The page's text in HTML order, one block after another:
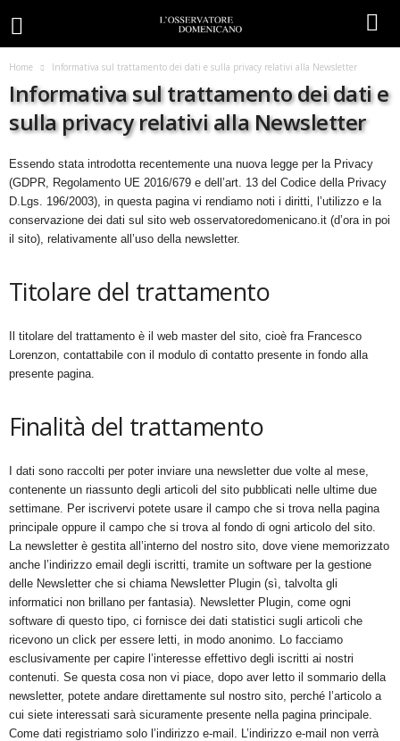
Home Informativa sul trattamento dei dati e sulla privacy relativi alla Newsletter
Informativa sul trattamento dei dati e
sulla privacy relativi alla Newsletter
Essendo stata introdotta recentemente una nuova legge per la Privacy
(GDPR, Regolamento UE 2016/679 e dell’art. 13 del Codice della Privacy
D.Lgs. 196/2003), in questa pagina vi rendiamo noti i diritti, l’utilizzo e la
conservazione dei dati sul sito web osservatoredomenicano.it (d’orain poi
il sito), relativamente all’uso della newsletter.
Titolare del trattamento
Il titolare del trattamento è il web master del sito, cioè fra Francesco
Lorenzon, contattabile con il modulo di contatto presente in fondo alla
presente pagina.
Finalità del trattamento
I dati sono raccolti per poter inviare una newsletter due volte al mese,
contenente un riassunto degli articoli del sito pubblicati nelle ultime due
settimane. Per iscrivervi potete usare il campo che si trova nella pagina
principale oppure il campo che si trova al fondo di ogni articolo del sito.
La newsletter è gestita all’interno del nostro sito, dove viene memorizzato
anche l’indirizzo email degli iscritti, tramite un software per la gestione
delle Newsletter che si chiama Newsletter Plugin (sì, talvolta gli
informatici non brillano per fantasia). Newsletter Plugin, come ogni
software di questo tipo, ci fornisce dei dati statistici sugli articoli che
ricevono un click per essere letti, in modo anonimo. Lo facciamo
esclusivamente per capire l’interesse effettivo degli iscritti ai nostri
contenuti. Se questa cosa non vi piace, dopo aver letto il sommario della
newsletter, potete andare direttamente sul nostro sito, perché l’articolo a
cui siete interessati sarà sicuramente presente nella pagina principale.
Come dati registriamo solo l’indirizzo e-mail. L’indirizzo e-mail non verrà